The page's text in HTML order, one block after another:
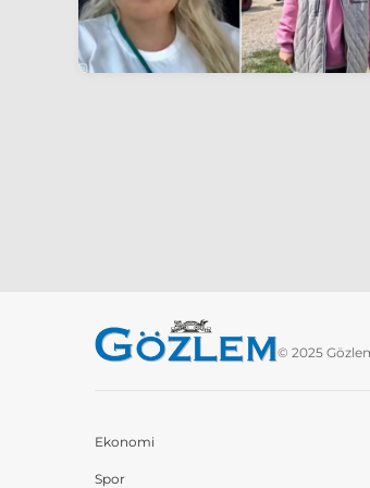
© 2025
Ekonomi
Spor